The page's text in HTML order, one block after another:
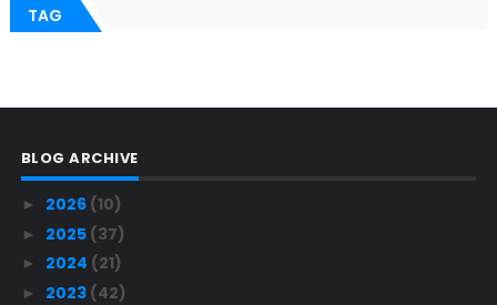
TAG
BLOG ARCHIVE
► 2026 (10)
► 2025 (37)
► 2024 (21)
► 2023 (42)